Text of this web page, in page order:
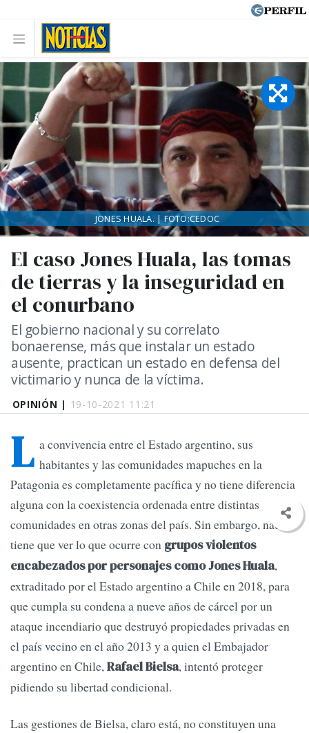
OPINIÓN | 19-10-2021 11:21
El caso Jones Huala, las tomas
de tierras y la inseguridad en
el conurbano
El gobierno nacional y su correlato
bonaerense, más que instalar un estado
ausente, practican un estado en defensa del
victimario y nunca de la víctima.
JONES HUALA. | FOTO:CEDOC
L a convivencia entre el Estado argentino, sus
habitantes y las comunidades mapuches en la
Patagonia es completamente pacífica y no tiene diferencia
alguna con la coexistencia ordenada entre distintas
comunidades en otras zonas del país. Sin embargo, nada
tiene que ver lo que ocurre con grupos violentos
encabezados por personajes como Jones Huala,
extraditado por el Estado argentino a Chile en 2018, para
que cumpla su condena a nueve años de cárcel por un
ataque incendiario que destruyó propiedades privadas en
el país vecino en el año 2013 y a quien el Embajador
argentino en Chile,Rafael Bielsa, intentó proteger
pidiendo su libertad condicional.
Las gestiones de Bielsa, claro está, no constituyen una